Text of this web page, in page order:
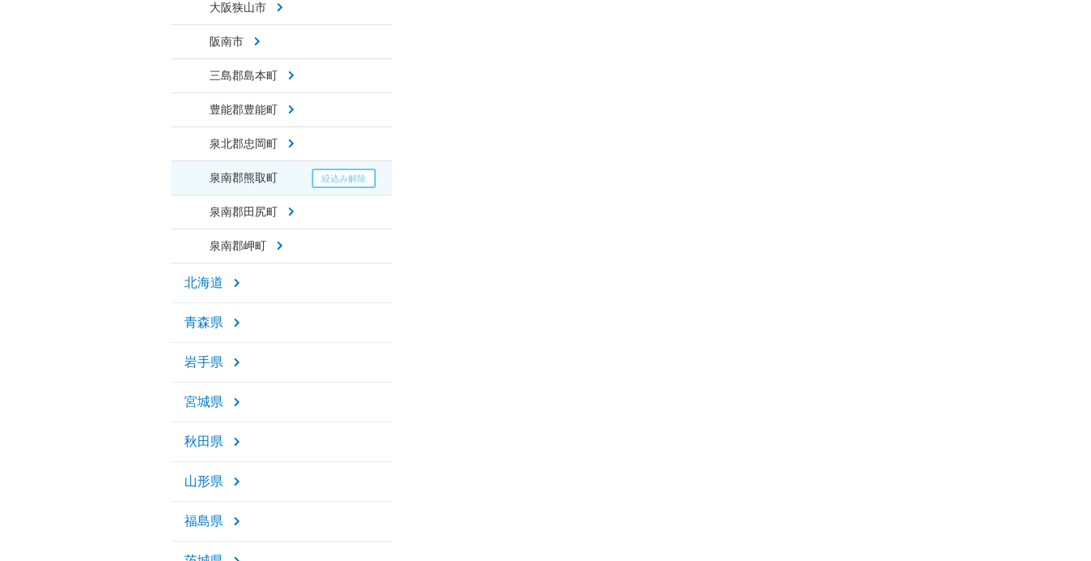
大阪狭山市
阪南市
三島郡島本町
豊能郡豊能町
泉北郡忠岡町
泉南郡熊取町
泉南郡田尻町
泉南郡岬町
北海道
青森県
岩手県
宮城県
秋田県
山形県
福島県